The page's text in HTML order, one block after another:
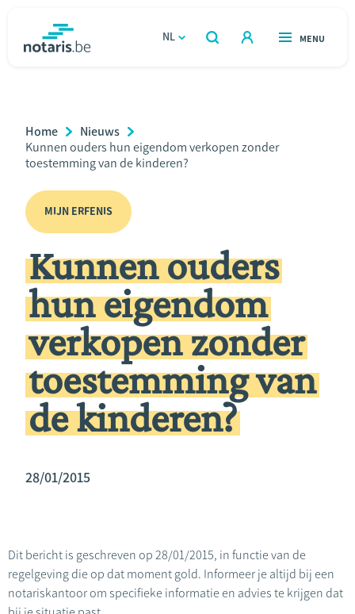
gaan
NL
OPEN
ZOEKEN
OPEN
MENU
Relatie & samenleven
Erven & schenken
Ondernemen
Over de notaris
Rekenmodules
Breadcrumb
Home
Nieuws
Current
Page:
Kunnen ouders hun eigendom verkopen zonder
toestemming van de kinderen?
MIJN ERFENIS
Kunnen ouders
hun eigendom
verkopen zonder
toestemming van
de kinderen?
28/01/2015
Dit bericht is geschreven op 28/01/2015, in functie van de
regelgeving die op dat moment gold. Informeer je altijd bij een
notariskantoor om specifieke informatie en advies te krijgen dat